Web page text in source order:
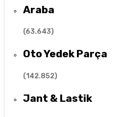
Araba
(63.643)
Oto Yedek Parça
(142.852)
Jant & Lastik